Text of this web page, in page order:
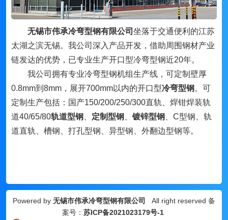
无锡市伟承冷弯型钢有限公司 坐落于交通便利的江苏
太湖之滨无锡。我公司深入产品开发，借助周围钢材产业
链发达的优势，已专业生产开口型冷弯型钢近20年。
我公司拥有专业冷弯型钢机组生产线，可定制壁厚
0.8mm到8mm，展开700mm以内的开口型冷弯型钢 。可
定制生产包括：国产150/200/250/300直轨、焊钳焊装轨
道40/65/80轨道型钢 定制型钢 镀锌型钢
C型钢、轨
道直轨、槽钢、打孔型钢、异型钢、外翻边型钢等。
Powered by 无锡市伟承冷弯型钢有限公司
All right reserved 备
案号： 苏ICP备2021023179号-1